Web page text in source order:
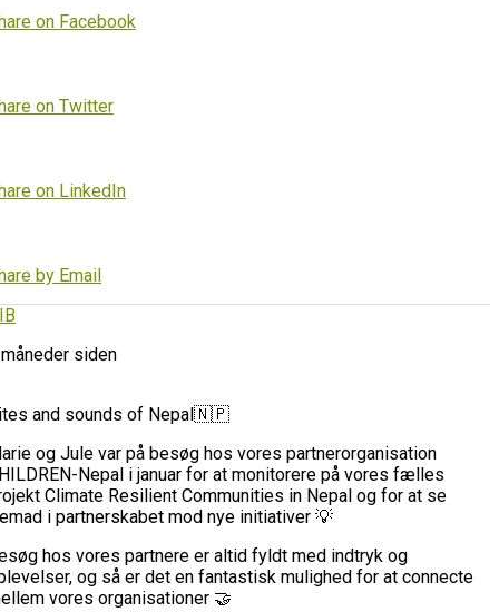
on Facebook
on Twitter
on LinkedIn
by Email
siden
and sounds of Nepal🇳🇵
og Jule var på besøg hos vores partnerorganisation
Nepal i januar for at monitorere på vores fælles
Climate Resilient Communities in Nepal og for at se
i partnerskabet mod nye initiativer 💡
hos vores partnere er altid fyldt med indtryk og
og så er det en fantastisk mulighed for at connecte
vores organisationer 🤝